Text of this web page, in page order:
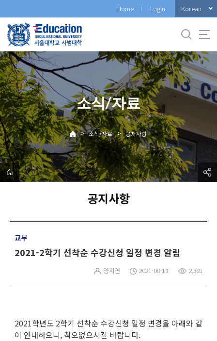
로
메
뉴
Home Login Korean
소식/자료
> 소식/자료 > 공지사항
공지사항
교무
2021-2학기 선착순 수강신청 일정 변경 알림
양지연 2021-08-13 2,381
2021학년도 2학기 선착순 수강신청 일정 변경을 아래와 같
이 안내하오니, 착오없으시길 바랍니다.